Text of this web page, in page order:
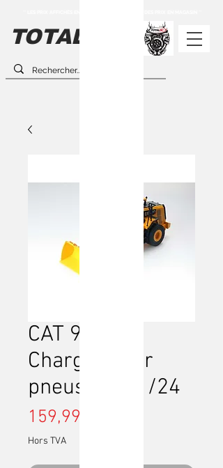
TOTAL-
CAT 950M
Chargeur sur
pneus RTR 1/24
159,99 $CA
Hors TVA